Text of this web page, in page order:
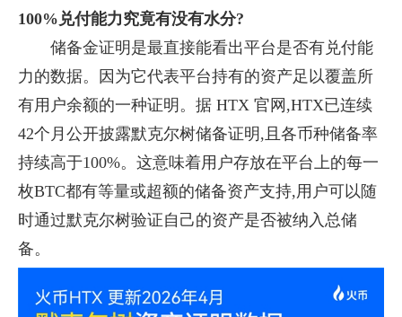
100%兑付能力究竟有没有水分?
储备金证明是最直接能看出平台是否有兑付能
力的数据。因为它代表平台持有的资产足以覆盖所
有用户余额的一种证明。据 HTX 官网,HTX已连续
42个月公开披露默克尔树储备证明,且各币种储备率
持续高于100%。这意味着用户存放在平台上的每一
枚BTC都有等量或超额的储备资产支持,用户可以随
时通过默克尔树验证自己的资产是否被纳入总储
备。